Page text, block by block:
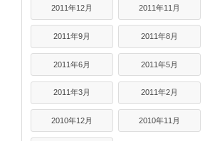
2011年12月 2011年11月
2011年9月 2011年8月
2011年6月 2011年5月
2011年3月 2011年2月
2010年12月 2010年11月